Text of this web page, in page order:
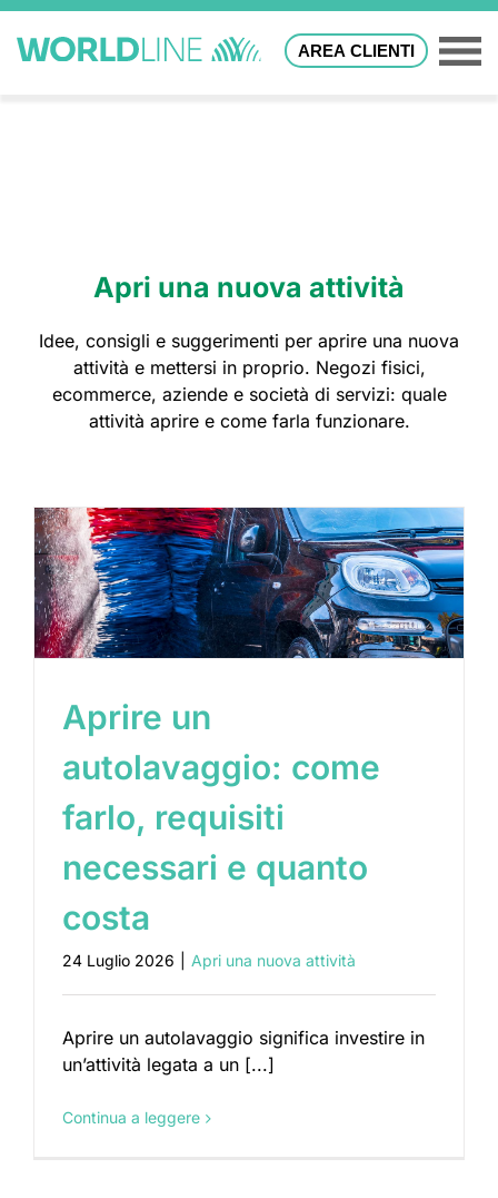
AREA CLIENTI
Apri una nuova attività
Idee, consigli e suggerimenti per aprire una nuova
attività e mettersi in proprio. Negozi fisici,
ecommerce, aziende e società di servizi: quale
attività aprire e come farla funzionare.
Aprire un
autolavaggio: come
farlo, requisiti
necessari e quanto
costa
24 Luglio 2026 Apri una nuova attività
Aprire un autolavaggio significa investire in
un’attività legata a un [...]
Continua a leggere